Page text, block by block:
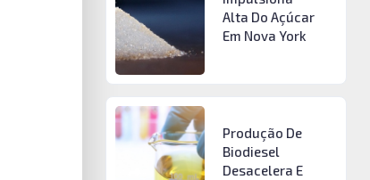
Alta Do Açúcar
Em Nova York
Produção De
Biodiesel
Desacelera E